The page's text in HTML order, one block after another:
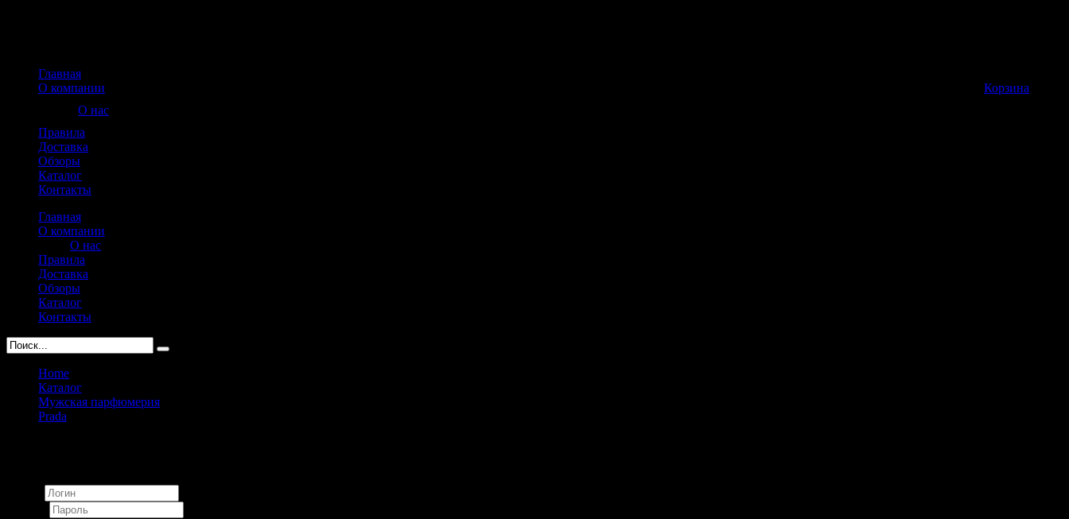
Корзина
Главная
О компании
О нас
Правила
Доставка
Обзоры
Каталог
Контакты
Главная
О компании
О нас
Правила
Доставка
Обзоры
Каталог
Контакты
Home
Каталог
Мужская парфюмерия
Prada